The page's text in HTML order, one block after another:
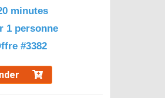
minutes
1 personne
#3382